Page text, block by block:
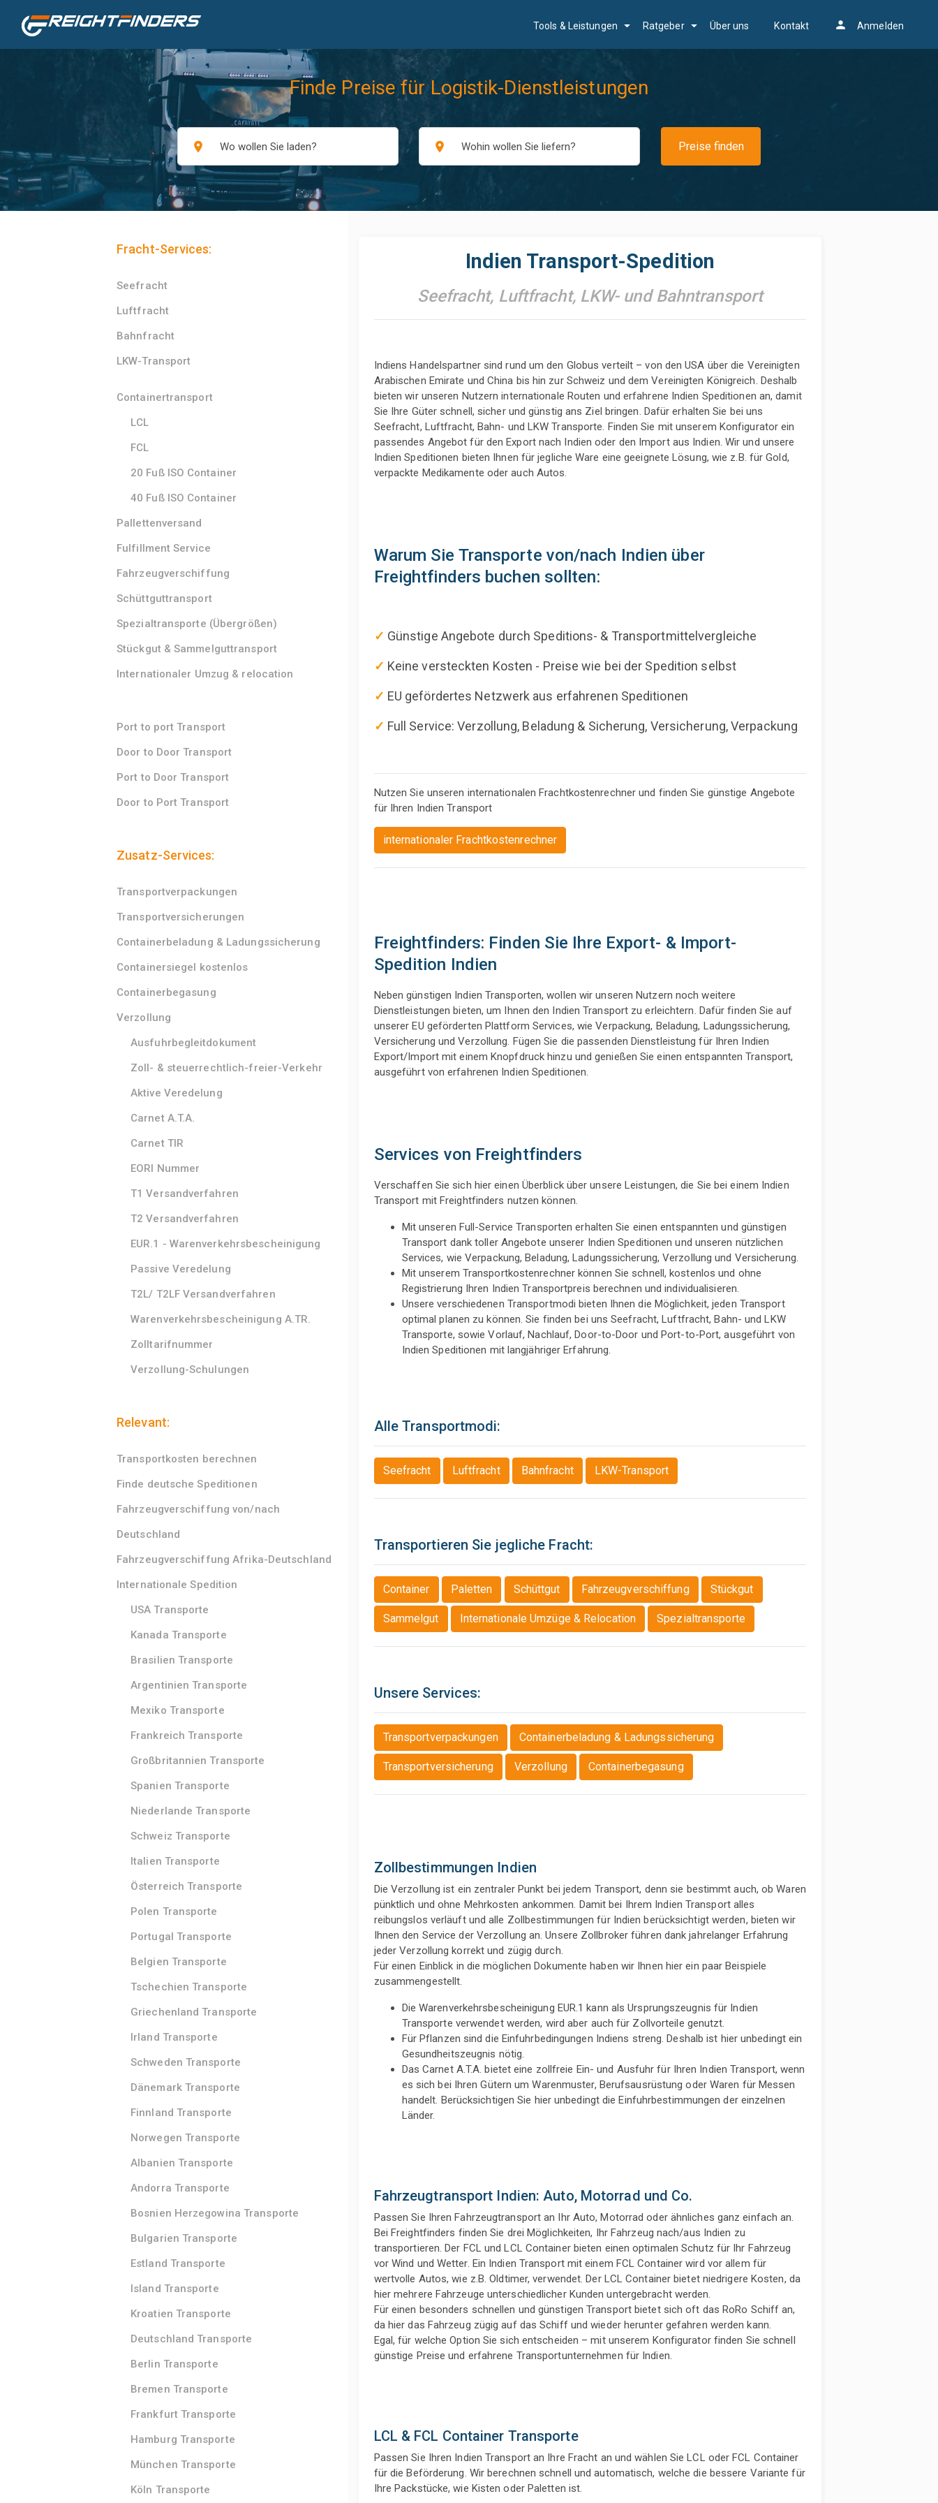
Tools & Leistungen Ratgeber Über uns Kontakt person Anmelden
Finde Preise für Logistik-Dienstleistungen
place place Preise finden
Fracht-Services:
Seefracht
Luftfracht
Bahnfracht
LKW-Transport
Containertransport
LCL
FCL
20 Fuß ISO Container
40 Fuß ISO Container
Pallettenversand
Fulfillment Service
Fahrzeugverschiffung
Schüttguttransport
Spezialtransporte (Übergrößen)
Stückgut & Sammelguttransport
Internationaler Umzug & relocation
Port to port Transport
Door to Door Transport
Port to Door Transport
Door to Port Transport
Zusatz-Services:
Transportverpackungen
Transportversicherungen
Containerbeladung & Ladungssicherung
Containersiegel kostenlos
Containerbegasung
Verzollung
Ausfuhrbegleitdokument
Zoll- & steuerrechtlich-freier-Verkehr
Aktive Veredelung
Carnet A.T.A.
Carnet TIR
EORI Nummer
T1 Versandverfahren
T2 Versandverfahren
EUR.1 - Warenverkehrsbescheinigung
Passive Veredelung
T2L/ T2LF Versandverfahren
Warenverkehrsbescheinigung A.TR.
Zolltarifnummer
Verzollung-Schulungen
Relevant:
Transportkosten berechnen
Finde deutsche Speditionen
Fahrzeugverschiffung von/nach
Deutschland
Fahrzeugverschiffung Afrika-Deutschland
Internationale Spedition
USA Transporte
Kanada Transporte
Brasilien Transporte
Argentinien Transporte
Mexiko Transporte
Frankreich Transporte
Großbritannien Transporte
Spanien Transporte
Niederlande Transporte
Schweiz Transporte
Italien Transporte
Österreich Transporte
Polen Transporte
Portugal Transporte
Belgien Transporte
Tschechien Transporte
Griechenland Transporte
Irland Transporte
Schweden Transporte
Dänemark Transporte
Finnland Transporte
Norwegen Transporte
Albanien Transporte
Andorra Transporte
Bosnien Herzegowina Transporte
Bulgarien Transporte
Estland Transporte
Island Transporte
Kroatien Transporte
Deutschland Transporte
Berlin Transporte
Bremen Transporte
Frankfurt Transporte
Hamburg Transporte
München Transporte
Köln Transporte
Indien Transport-Spedition
Seefracht, Luftfracht, LKW- und Bahntransport
Indiens Handelspartner sind rund um den Globus verteilt – von den USA über die Vereinigten
Arabischen Emirate und China bis hin zur Schweiz und dem Vereinigten Königreich. Deshalb
bieten wir unseren Nutzern internationale Routen und erfahrene Indien Speditionen an, damit
Sie Ihre Güter schnell, sicher und günstig ans Ziel bringen. Dafür erhalten Sie bei uns
Seefracht, Luftfracht, Bahn- und LKW Transporte. Finden Sie mit unserem Konfigurator ein
passendes Angebot für den Export nach Indien oder den Import aus Indien. Wir und unsere
Indien Speditionen bieten Ihnen für jegliche Ware eine geeignete Lösung, wie z.B. für Gold,
verpackte Medikamente oder auch Autos.
Warum Sie Transporte von/nach Indien über
Freightfinders buchen sollten:
✓ Günstige Angebote durch Speditions- & Transportmittelvergleiche
✓ Keine versteckten Kosten - Preise wie bei der Spedition selbst
✓ EU gefördertes Netzwerk aus erfahrenen Speditionen
✓ Full Service: Verzollung, Beladung & Sicherung, Versicherung, Verpackung
Nutzen Sie unseren internationalen Frachtkostenrechner und finden Sie günstige Angebote
für Ihren Indien Transport
internationaler Frachtkostenrechner
Freightfinders: Finden Sie Ihre Export- & Import-
Spedition Indien
Neben günstigen Indien Transporten, wollen wir unseren Nutzern noch weitere
Dienstleistungen bieten, um Ihnen den Indien Transport zu erleichtern. Dafür finden Sie auf
unserer EU geförderten Plattform Services, wie Verpackung, Beladung, Ladungssicherung,
Versicherung und Verzollung. Fügen Sie die passenden Dienstleistung für Ihren Indien
Export/Import mit einem Knopfdruck hinzu und genießen Sie einen entspannten Transport,
ausgeführt von erfahrenen Indien Speditionen.
Services von Freightfinders
Verschaffen Sie sich hier einen Überblick über unsere Leistungen, die Sie bei einem Indien
Transport mit Freightfinders nutzen können.
Mit unseren Full-Service Transporten erhalten Sie einen entspannten und günstigen
Transport dank toller Angebote unserer Indien Speditionen und unseren nützlichen
Services, wie Verpackung, Beladung, Ladungssicherung, Verzollung und Versicherung.
Mit unserem Transportkostenrechner können Sie schnell, kostenlos und ohne
Registrierung Ihren Indien Transportpreis berechnen und individualisieren.
Unsere verschiedenen Transportmodi bieten Ihnen die Möglichkeit, jeden Transport
optimal planen zu können. Sie finden bei uns Seefracht, Luftfracht, Bahn- und LKW
Transporte, sowie Vorlauf, Nachlauf, Door-to-Door und Port-to-Port, ausgeführt von
Indien Speditionen mit langjähriger Erfahrung.
Alle Transportmodi:
Seefracht Luftfracht Bahnfracht LKW-Transport
Transportieren Sie jegliche Fracht:
Container Paletten Schüttgut Fahrzeugverschiffung Stückgut
Sammelgut Internationale Umzüge & Relocation Spezialtransporte
Unsere Services:
Transportverpackungen Containerbeladung & Ladungssicherung
Transportversicherung Verzollung Containerbegasung
Zollbestimmungen Indien
Die Verzollung ist ein zentraler Punkt bei jedem Transport, denn sie bestimmt auch, ob Waren
pünktlich und ohne Mehrkosten ankommen. Damit bei Ihrem Indien Transport alles
reibungslos verläuft und alle Zollbestimmungen für Indien berücksichtigt werden, bieten wir
Ihnen den Service der Verzollung an. Unsere Zollbroker führen dank jahrelanger Erfahrung
jeder Verzollung korrekt und zügig durch.
Für einen Einblick in die möglichen Dokumente haben wir Ihnen hier ein paar Beispiele
zusammengestellt.
Die Warenverkehrsbescheinigung EUR.1 kann als Ursprungszeugnis für Indien
Transporte verwendet werden, wird aber auch für Zollvorteile genutzt.
Für Pflanzen sind die Einfuhrbedingungen Indiens streng. Deshalb ist hier unbedingt ein
Gesundheitszeugnis nötig.
Das Carnet A.T.A. bietet eine zollfreie Ein- und Ausfuhr für Ihren Indien Transport, wenn
es sich bei Ihren Gütern um Warenmuster, Berufsausrüstung oder Waren für Messen
handelt. Berücksichtigen Sie hier unbedingt die Einfuhrbestimmungen der einzelnen
Länder.
Fahrzeugtransport Indien: Auto, Motorrad und Co.
Passen Sie Ihren Fahrzeugtransport an Ihr Auto, Motorrad oder ähnliches ganz einfach an.
Bei Freightfinders finden Sie drei Möglichkeiten, Ihr Fahrzeug nach/aus Indien zu
transportieren. Der FCL und LCL Container bieten einen optimalen Schutz für Ihr Fahrzeug
vor Wind und Wetter. Ein Indien Transport mit einem FCL Container wird vor allem für
wertvolle Autos, wie z.B. Oldtimer, verwendet. Der LCL Container bietet niedrigere Kosten, da
hier mehrere Fahrzeuge unterschiedlicher Kunden untergebracht werden.
Für einen besonders schnellen und günstigen Transport bietet sich oft das RoRo Schiff an,
da hier das Fahrzeug zügig auf das Schiff und wieder herunter gefahren werden kann.
Egal, für welche Option Sie sich entscheiden – mit unserem Konfigurator finden Sie schnell
günstige Preise und erfahrene Transportunternehmen für Indien.
LCL & FCL Container Transporte
Passen Sie Ihren Indien Transport an Ihre Fracht an und wählen Sie LCL oder FCL Container
für die Beförderung. Wir berechnen schnell und automatisch, welche die bessere Variante für
Ihre Packstücke, wie Kisten oder Paletten ist.